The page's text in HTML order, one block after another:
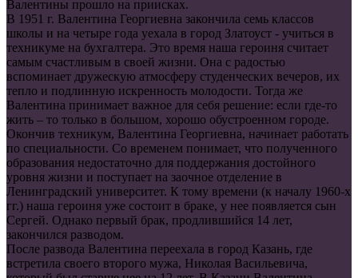
Валентины прошло на приисках.
В 1951 г. Валентина Георгиевна закончила семь классов
школы и на четыре года уехала в город Златоуст - учиться в
техникуме на бухгалтера. Это время наша героиня считает
самым счастливым в своей жизни. Она с радостью
вспоминает дружескую атмосферу студенческих вечеров, их
тепло и подлинную искренность молодости. Тогда же
Валентина принимает важное для себя решение: если где-то
жить – то только в большом, хорошо обустроенном городе.
Окончив техникум, Валентина Георгиевна, начинает работать
по специальности. Со временем понимает, что полученного
образования недостаточно для поддержания достойного
уровня жизни и поступает на заочное отделение в
Ленинградский университет. К тому времени (к началу 1960-х
гг.) наша героиня уже состоит в браке, у нее появляется сын
Сергей. Однако первый брак, продлившийся 14 лет,
закончился разводом.
После развода Валентина переехала в город Казань, где
встретила своего второго мужа, Николая Васильевича,